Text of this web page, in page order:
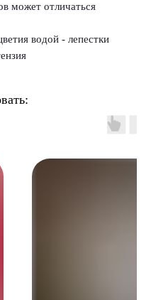
может отличаться
водой - лепестки